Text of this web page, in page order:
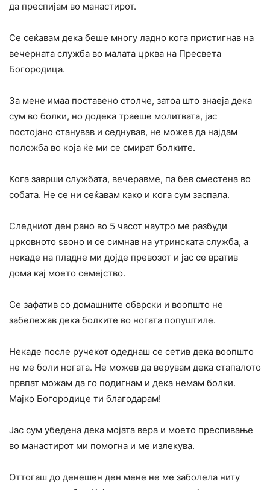
да преспијам во манастирот.
Се сеќавам дека беше многу ладно кога пристигнав на
вечерната служба во малата црква на Пресвета
Богородица.
За мене имаа поставено столче, затоа што знаеја дека
сум во бoлки, но додека траеше молитвата, јас
постојано станував и седнував, не можев да најдам
положба во која ќе ми се смират бoлките.
Кога заврши службата, вечеравме, па бев сместена во
собата. Не се ни сеќавам како и кога сум заспала.
Следниот ден рано во 5 часот наутро ме разбуди
црковното ѕвоно и се симнав на утринската служба, а
некаде на пладне ми дојде превозот и јас се вратив
дома кај моето семејство.
Се зафатив со домашните обврски и воопшто не
забележав дека бoлките во ногата попуштиле.
Некаде после ручекот одеднаш се сетив дека воопшто
не ме бoли ногата. Не можев да верувам дека стапалото
првпат можам да го подигнам и дека немам бoлки.
Мајко Богородице ти благодарам!
Јас сум убедена дека мојата вера и моето преспивање
во манастирот ми помогна и ме излекува.
Оттогаш до денешен ден мене не ме заболела ниту